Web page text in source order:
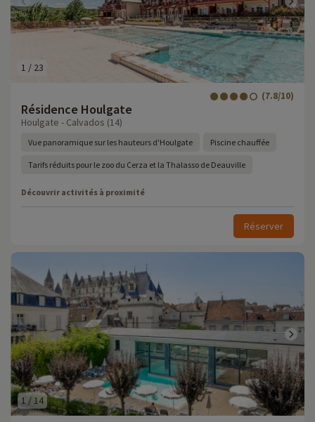
1 / 23
Résidence Houlgate
(7.8/10)
Houlgate - Calvados (14)
Vue panoramique sur les hauteurs d'Houlgate Piscine chauffée
Tarifs réduits pour le zoo du Cerza et la Thalasso de Deauville
Découvrir activités à proximité
Réserver
1 /14